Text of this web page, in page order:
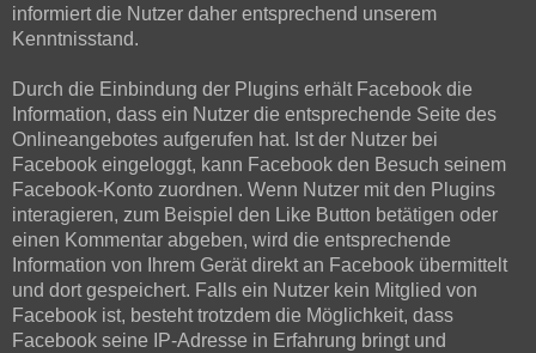
informiert die Nutzer daher entsprechend unserem
Kenntnisstand.
Durch die Einbindung der Plugins erhält Facebook die
Information, dass ein Nutzer die entsprechende Seite des
Onlineangebotes aufgerufen hat. Ist der Nutzer bei
Facebook eingeloggt, kann Facebook den Besuch seinem
Facebook-Konto zuordnen. Wenn Nutzer mit den Plugins
interagieren, zum Beispiel den Like Button betätigen oder
einen Kommentar abgeben, wird die entsprechende
Information von Ihrem Gerät direkt an Facebook übermittelt
und dort gespeichert. Falls ein Nutzer kein Mitglied von
Facebook ist, besteht trotzdem die Möglichkeit, dass
Facebook seine IP-Adresse in Erfahrung bringt und